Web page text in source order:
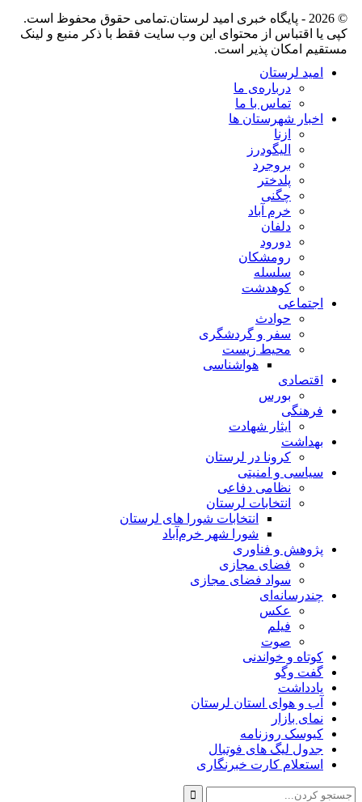
© 2026 - پایگاه خبری اميد لرستان.تمامی حقوق محفوظ است.
کپی یا اقتباس از محتوای این وب سایت فقط با ذکر منبع و لینک
مستقیم امکان پذیر است.
امید لرستان
درباره‌ی ما
تماس با ما
اخبار شهرستان ها
ازنا
الیگودرز
بروجرد
پلدختر
چگنی
خرم آباد
دلفان
دورود
رومشکان
سلسله
کوهدشت
اجتماعی
حوادث
سفر و گردشگری
محیط زیست
هواشناسی
اقتصادی
بورس
فرهنگی
ایثار شهادت
بهداشت
کرونا در لرستان
سیاسی و امنیتی
نظامی دفاعی
انتخابات لرستان
انتخابات شورا های لرستان
شورا شهر خرم‌آباد
پژوهش و فناوری
فضای مجازی
سواد فضای مجازی
چندرسانه‌ای
عكس
فیلم
صوت
کوتاه و خواندنی
گفت وگو
یادداشت
آب و هوای استان لرستان
نمای بازار
کیوسک روزنامه
جدول لیگ های فوتبال
استعلام کارت خبرنگاری